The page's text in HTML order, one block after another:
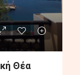
Θέα